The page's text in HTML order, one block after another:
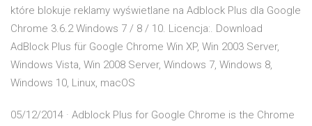
które blokuje reklamy wyświetlane na Adblock Plus dla Google
Chrome 3.6.2 Windows 7 / 8 / 10. Licencja:. Download
AdBlock Plus für Google Chrome Win XP, Win 2003 Server,
Windows Vista, Win 2008 Server, Windows 7, Windows 8,
Windows 10, Linux, macOS
05/12/2014 · Adblock Plus for Google Chrome is the Chrome